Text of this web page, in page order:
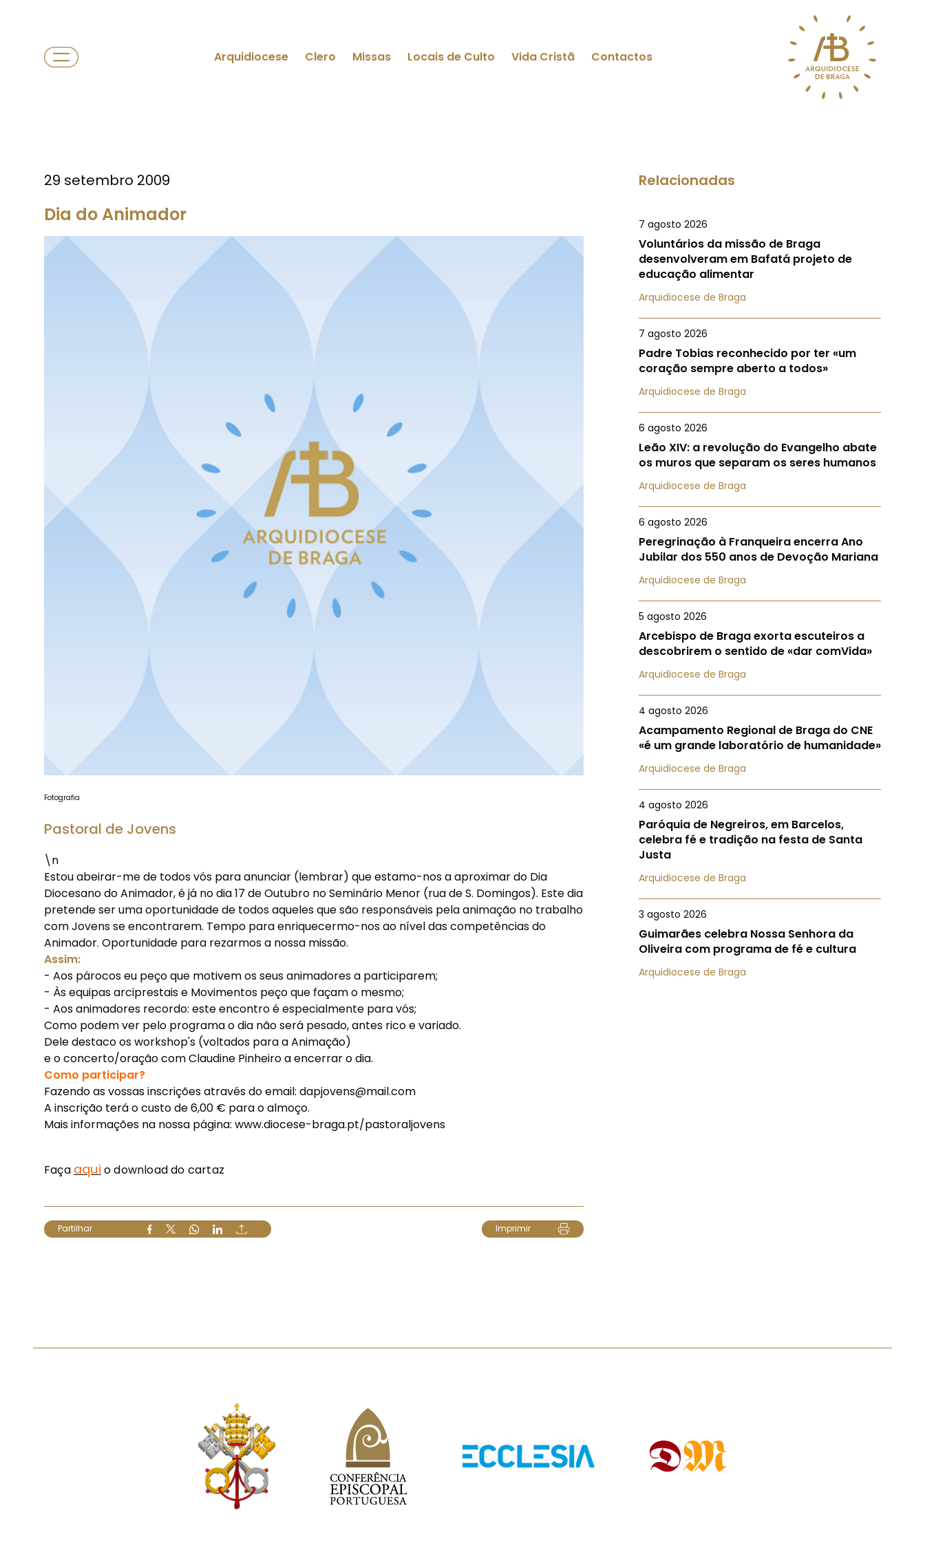
Arquidiocese Clero Missas Locais de Culto Vida Cristã Contactos
29 setembro 2009
Dia do Animador
Fotografia
Pastoral de Jovens
\n
Estou abeirar-me de todos vós para anunciar (lembrar) que estamo-nos a aproximar do Dia
Diocesano do Animador, é já no dia 17 de Outubro no Seminário Menor (rua de S. Domingos). Este dia
pretende ser uma oportunidade de todos aqueles que são responsáveis pela animação no trabalho
com Jovens se encontrarem. Tempo para enriquecermo-nos ao nível das competências do
Animador. Oportunidade para rezarmos a nossa missão.
Assim:
- Aos párocos eu peço que motivem os seus animadores a participarem;
- Às equipas arciprestais e Movimentos peço que façam o mesmo;
- Aos animadores recordo: este encontro é especialmente para vós;
Como podem ver pelo programa o dia não será pesado, antes rico e variado.
Dele destaco os workshop's (voltados para a Animação)
e o concerto/oração com Claudine Pinheiro a encerrar o dia.
Como participar?
Fazendo as vossas inscrições através do email: dapjovens@mail.com
A inscrição terá o custo de 6,00 € para o almoço.
Mais informações na nossa página: www.diocese-braga.pt/pastoraljovens
Faça aqui o download do cartaz
Partilhar Imprimir
Relacionadas
7 agosto 2026
Voluntários da missão de Braga
desenvolveram em Bafatá projeto de
educação alimentar
Arquidiocese de Braga
7 agosto 2026
Padre Tobias reconhecido por ter «um
coração sempre aberto a todos»
Arquidiocese de Braga
6 agosto 2026
Leão XIV: a revolução do Evangelho abate
os muros que separam os seres humanos
Arquidiocese de Braga
6 agosto 2026
Peregrinação à Franqueira encerra Ano
Jubilar dos 550 anos de Devoção Mariana
Arquidiocese de Braga
5 agosto 2026
Arcebispo de Braga exorta escuteiros a
descobrirem o sentido de «dar comVida»
Arquidiocese de Braga
4 agosto 2026
Acampamento Regional de Braga do CNE
«é um grande laboratório de humanidade»
Arquidiocese de Braga
4 agosto 2026
Paróquia de Negreiros, em Barcelos,
celebra fé e tradição na festa de Santa
Justa
Arquidiocese de Braga
3 agosto 2026
Guimarães celebra Nossa Senhora da
Oliveira com programa de fé e cultura
Arquidiocese de Braga